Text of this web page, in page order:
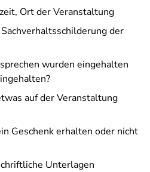
Ort der Veranstaltung
der
wurden eingehalten
auf der Veranstaltung
Geschenk erhalten oder nicht
Unterlagen